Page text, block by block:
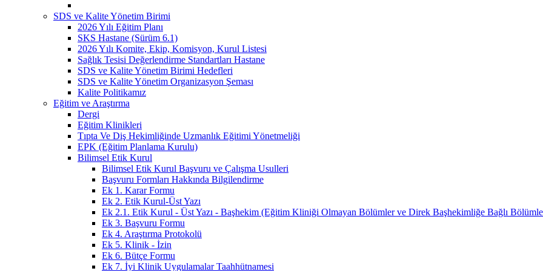
SDS ve Kalite Yönetim Birimi
2026 Yılı Eğitim Planı
SKS Hastane (Sürüm 6.1)
2026 Yılı Komite, Ekip, Komisyon, Kurul Listesi
Sağlık Tesisi Değerlendirme Standartları Hastane
SDS ve Kalite Yönetim Birimi Hedefleri
SDS ve Kalite Yönetim Organizasyon Şeması
Kalite Politikamız
Eğitim ve Araştırma
Dergi
Eğitim Klinikleri
Tıpta Ve Diş Hekimliğinde Uzmanlık Eğitimi Yönetmeliği
EPK (Eğitim Planlama Kurulu)
Bilimsel Etik Kurul
Bilimsel Etik Kurul Başvuru ve Çalışma Usulleri
Başvuru Formları Hakkında Bilgilendirme
Ek 1. Karar Formu
Ek 2. Etik Kurul-Üst Yazı
Ek 2.1. Etik Kurul - Üst Yazı - Başhekim (Eğitim Kliniği Olmayan Bölümler ve Direk Başhekimliğe Bağlı
Ek 3. Başvuru Formu
Ek 4. Araştırma Protokolü
Ek 5. Klinik - İzin
Ek 6. Bütçe Formu
Ek 7. İyi Klinik Uygulamalar Taahhütnamesi